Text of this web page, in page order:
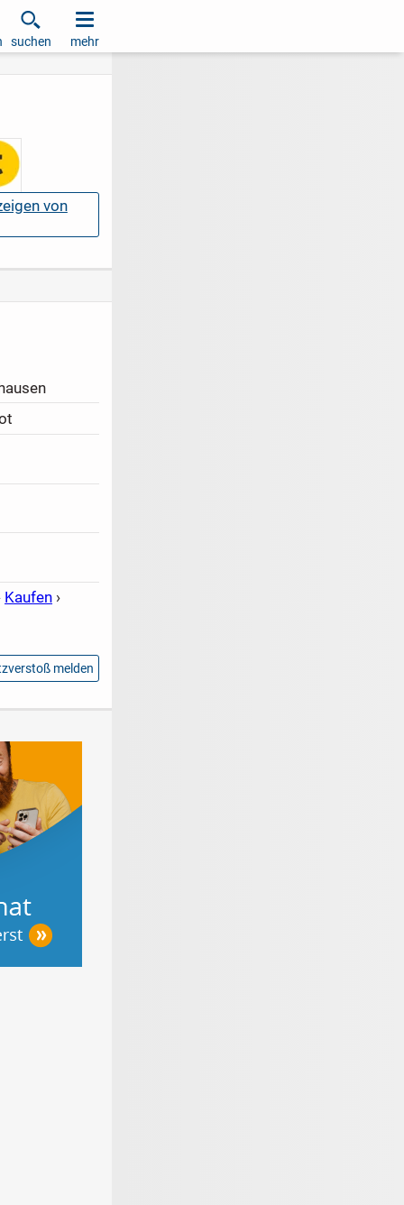
suchen mehr
von
Kaufen ›
melden